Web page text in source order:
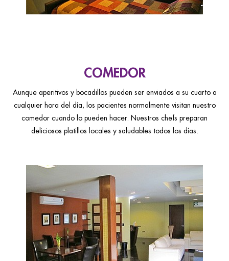
COMEDOR
Aunque aperitivos y bocadillos pueden ser enviados a su cuarto a
cualquier hora del día, los pacientes normalmente visitan nuestro
comedor cuando lo pueden hacer. Nuestros chefs preparan
deliciosos platillos locales y saludables todos los días.